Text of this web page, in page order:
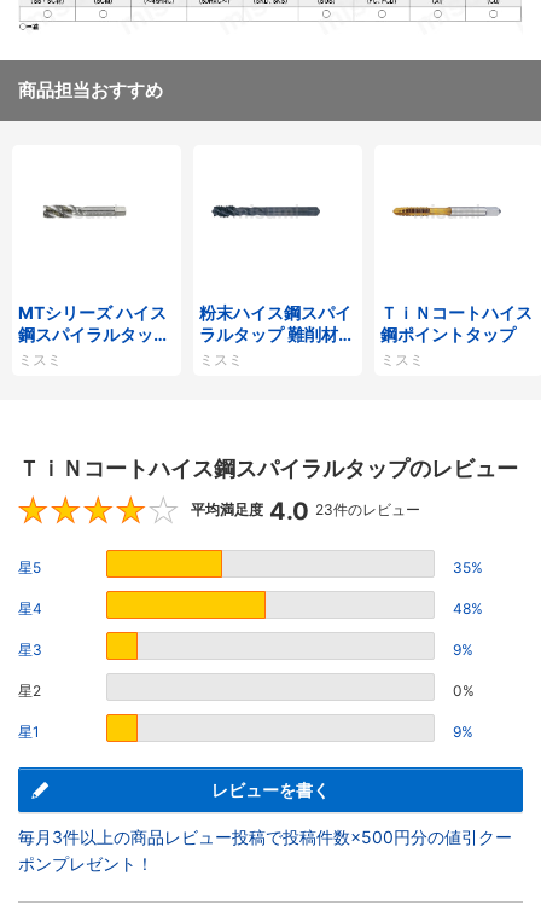
商品担当おすすめ
MTシリーズ ハイス
鋼スパイラルタップ
MT-SPFT
ミスミ
粉末ハイス鋼スパイ
ラルタップ 難削材対
応
ミスミ
ＴｉＮコートハイス
鋼ポイントタップ
ミスミ
ＴｉＮコートハイス鋼スパイラルタップのレビュー
4
平均満足度 4.0 23件のレビュー
星5 35%
星4 48%
星3 9%
星2 0%
星1 9%
レビューを書く
毎月3件以上の商品レビュー投稿で投稿件数×500円分の値引クー
ポンプレゼント！